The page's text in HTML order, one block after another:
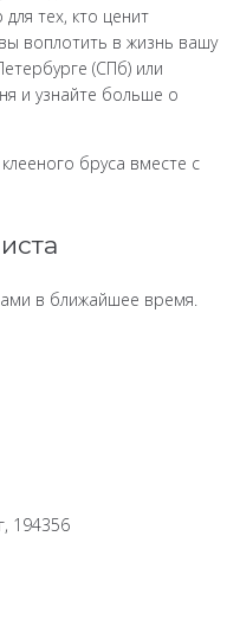
тех, кто ценит
воплотить в жизнь вашу
(СПб) или
и узнайте больше о
бруса вместе с
в ближайшее время.
194356